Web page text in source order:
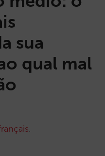
sua
qual mal
.